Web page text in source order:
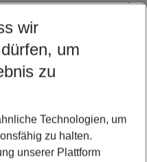
your best
wir
um
zu
Technologien, um
zu halten.
unserer Plattform